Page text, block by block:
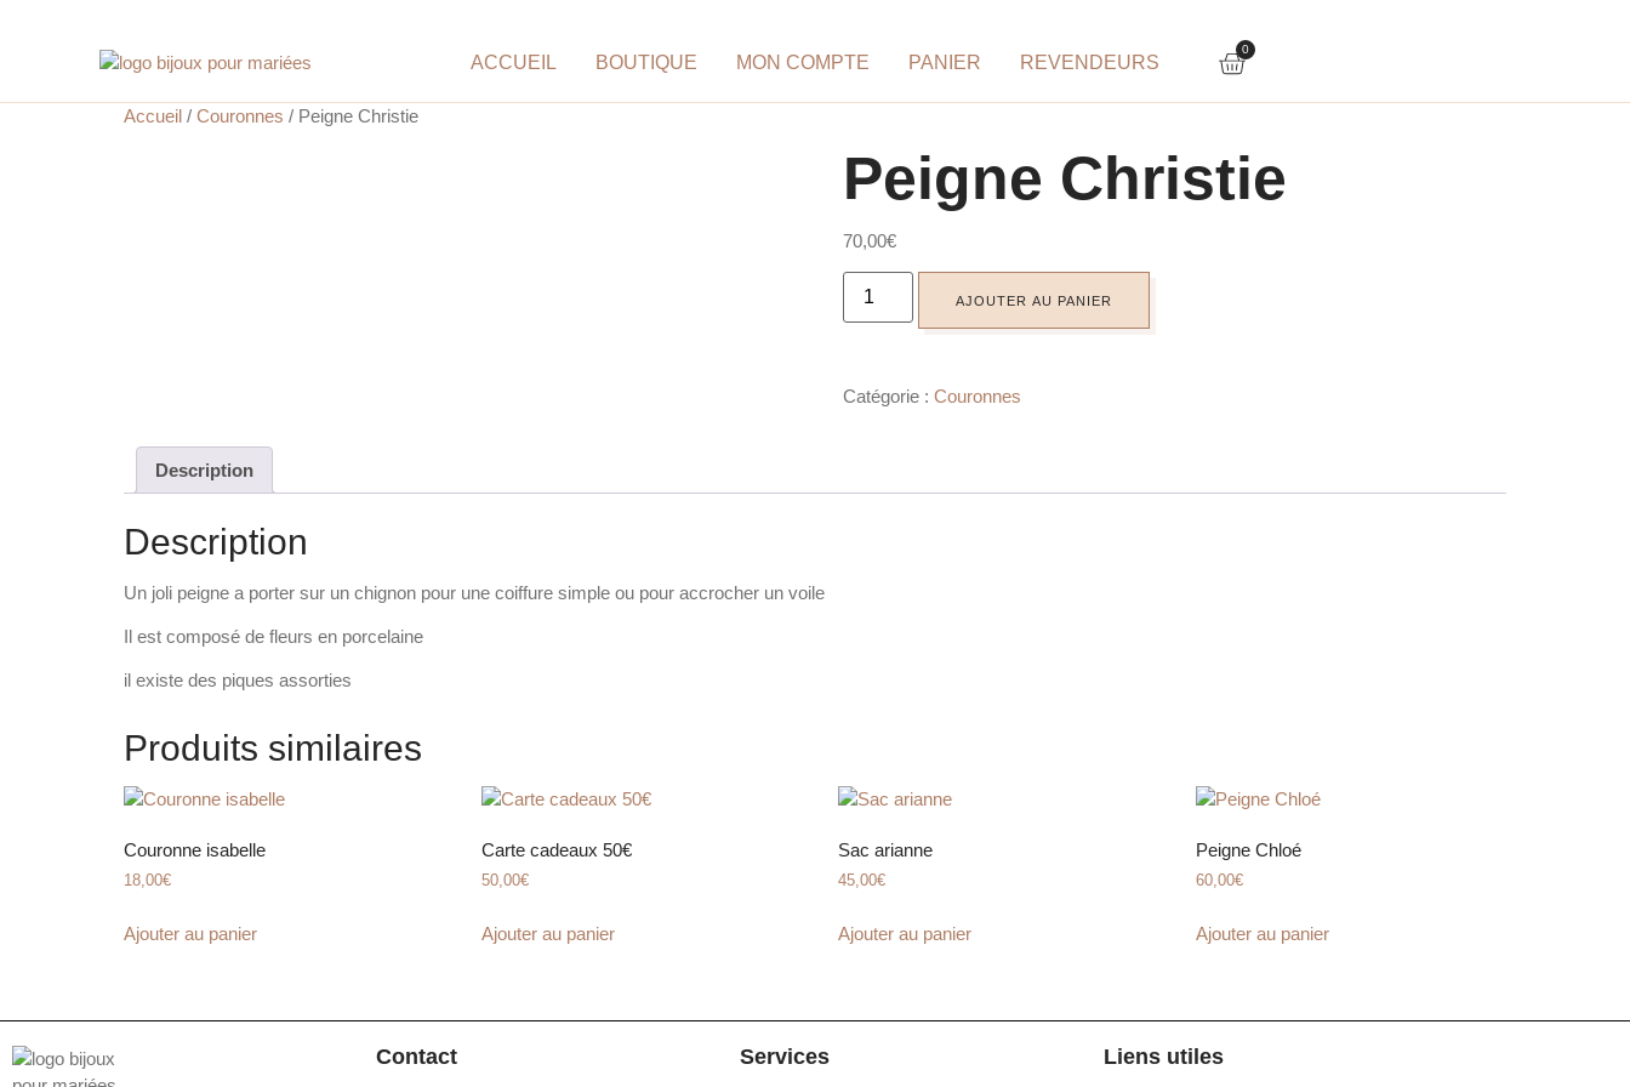
ACCUEIL BOUTIQUE MON COMPTE PANIER REVENDEURS
0
Accueil / Couronnes / Peigne Christie
Peigne Christie
70,00€
AJOUTER AU PANIER
Catégorie : Couronnes
Description
Description
Un joli peigne a porter sur un chignon pour une coiffure simple ou pour accrocher un voile
Il est composé de fleurs en porcelaine
il existe des piques assorties
Produits similaires
Couronne isabelle
18,00€
Ajouter au panier
Carte cadeaux 50€
50,00€
Ajouter au panier
Sac arianne
45,00€
Ajouter au panier
Peigne Chloé
60,00€
Ajouter au panier
Contact Services Liens utiles